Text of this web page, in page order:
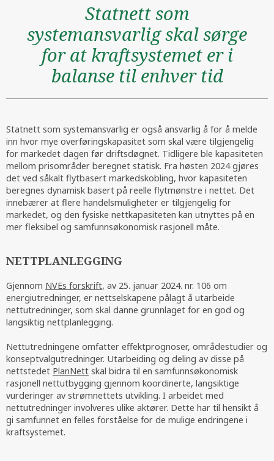
Statnett som
systemansvarlig skal sørge
for at kraftsystemet er i
balanse til enhver tid
Statnett som systemansvarlig er også ansvarlig å for å melde
inn hvor mye overføringskapasitet som skal være tilgjengelig
for markedet dagen før driftsdøgnet. Tidligere ble kapasiteten
mellom prisområder beregnet statisk. Fra høsten 2024 gjøres
det ved såkalt flytbasert markedskobling, hvor kapasiteten
beregnes dynamisk basert på reelle flytmønstre i nettet. Det
innebærer at flere handelsmuligheter er tilgjengelig for
markedet, og den fysiske nettkapasiteten kan utnyttes på en
mer fleksibel og samfunnsøkonomisk rasjonell måte.
NETTPLANLEGGING
Gjennom NVEs forskrift, av 25. januar 2024. nr. 106 om
energiutredninger, er nettselskapene pålagt å utarbeide
nettutredninger, som skal danne grunnlaget for en god og
langsiktig nettplanlegging.
Nettutredningene omfatter effektprognoser, områdestudier og
konseptvalgutredninger. Utarbeiding og deling av disse på
nettstedet PlanNett skal bidra til en samfunnsøkonomisk
rasjonell nettutbygging gjennom koordinerte, langsiktige
vurderinger av strømnettets utvikling. I arbeidet med
nettutredninger involveres ulike aktører. Dette har til hensikt å
gi samfunnet en felles forståelse for de mulige endringene i
kraftsystemet.